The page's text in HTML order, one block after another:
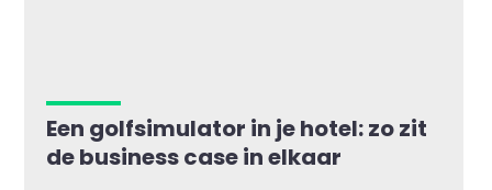
Een golfsimulator in je hotel: zo zit
de business case in elkaar